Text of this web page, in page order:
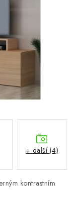
od smlouvy
kontrastním
+ další (4)